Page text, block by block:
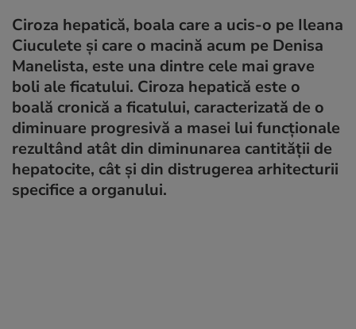
Ciroza hepatică, boala care a ucis-o pe Ileana
Ciuculete și care o macină acum pe Denisa
Manelista, este una dintre cele mai grave
boli ale ficatului. Ciroza hepatică este o
boală cronică a ficatului, caracterizată de o
diminuare progresivă a masei lui funcționale
rezultând atât din diminunarea cantității de
hepatocite, cât și din distrugerea arhitecturii
specifice a organului.